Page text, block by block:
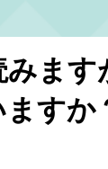
みま
すか